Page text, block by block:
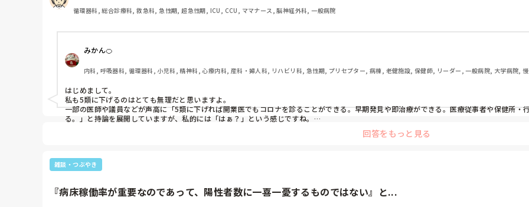
保健所から"濃厚接触者にならないと言われた"とか"家族が陽性だったけど、自分はPCR受けさせてもらえない"とか、もう保
自分たちの軽率な行動のせいで感染した方もいるだろうに公費負担って…と思ってしまうこの頃…
感染力が高い、明確な治療法・治療薬も確立されていない、蔓延防止も緊急事態宣言もあまり効果がなくなってる今に5類に
循環器科, 総合診療科, 救急科, 急性期, 超急性期, ICU, CCU, ママナース, 脳神経外科, 一般病院
みかん🍊
内科, 呼吸器科, 循環器科, 小児科, 精神科, 心療内科, 産科・婦人科, リハビリ科, 急性期, プリセプター, 病棟, 老健施設, 保健師, リーダー, 一般病院, 大学病院,
はじめまして。
私も5類に下げるのはとても無理だと思いますよ。
一部の医師や議員などが声高に「5類に下げれば開業医でもコロナを診ることができる。早期発見や即治療ができる。医療従事者や保健所
る。」と持論を展開していますが、私的には「はぁ？」という感じですね。
また現在新型コロナウィルス感染症は1類でも2類ではないですよ。感染症法においては、新型インフルエンザ等感染症として特例枠になって
これまでにない感染力と致死性があるが故に、簡単に法律を大きく動かすのは間違いだと思います。
がPCR検査をするの？という感じですよ。
医療費の負担についても、確かに公費負担ではなく、これまで通り健康保険適用の3割負担(年齢などにより1〜2割負担)にしてもいいとも思
負担になります。
回答をもっと見る
雑談・つぶやき
『病床稼働率が重要なのであって、陽性者数に一喜一憂するものではない』と...